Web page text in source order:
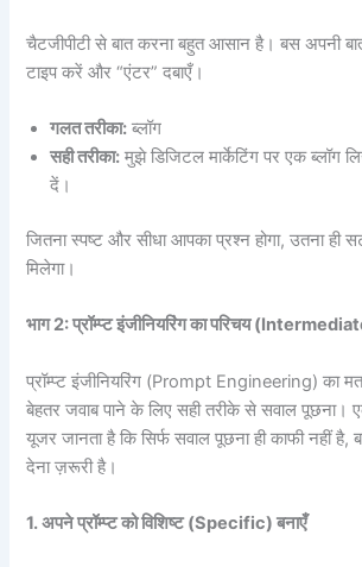
चैटजीपीटी से बात करना बहुत आसान है। बस अपनी
टाइप करें और “एंटर” दबाएँ।
गलततरीका: ब्लॉग
सहीतरीका: मुझे डिजिटल मार्केटिंग पर एक ब्लॉग
दें।
जितना स्पष्ट और सीधा आपका प्रश्न होगा, उतना ही
मिलेगा।
भाग 2:प्रॉम्प्टइंजीनियरिंगकापरिचय
प्रॉम्प्ट इंजीनियरिंग (Prompt Engineering) का
बेहतर जवाब पाने के लिए सही तरीके से सवाल पूछना।
यूजर जानता है कि सिर्फ सवाल पूछना ही काफी नहीं है,
देना ज़रूरी है।
1.अपनेप्रॉम्प्टकोविशिष्ट (Specific)बनाएँ